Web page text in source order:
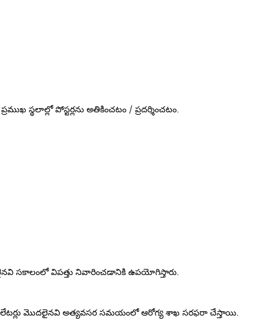
స్థలాల్లో పోస్టర్లను అతికించటం / ప్రదర్శించటం.
సకాలంలో విపత్తు నివారించడానికి ఉపయోగిస్తారు.
మొదలైనవి అత్యవసర సమయంలో ఆరోగ్య శాఖ సరఫరా చేస్తాయి.